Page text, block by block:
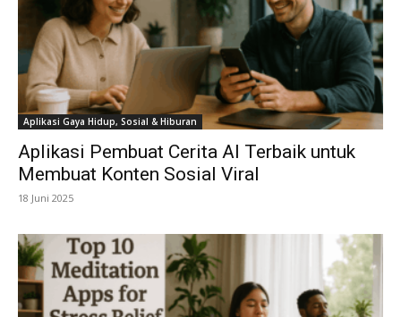
Aplikasi Gaya Hidup, Sosial & Hiburan
Aplikasi Pembuat Cerita AI Terbaik untuk
Membuat Konten Sosial Viral
18 Juni 2025